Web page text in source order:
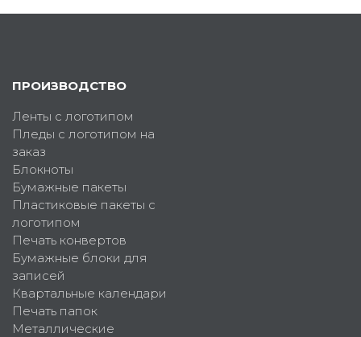
ПРОИЗВОДСТВО
Ленты с логотипом
Пледы с логотипом на
заказ
Блокноты
Бумажные пакеты
Пластиковые пакеты с
логотипом
Печать конвертов
Бумажные блоки для
записей
Квартальные календари
Печать папок
Металлические